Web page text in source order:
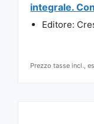
integrale.
Editore:
Prezzo tasse incl.,